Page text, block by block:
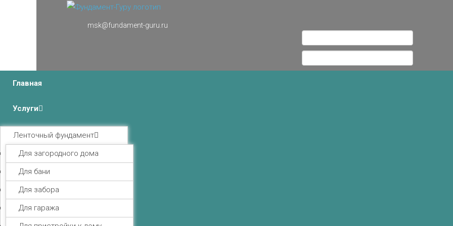
msk@fundament-guru.ru
Главная
Услуги
Ленточный фундамент
Для загородного дома
Для бани
Для забора
Для гаража